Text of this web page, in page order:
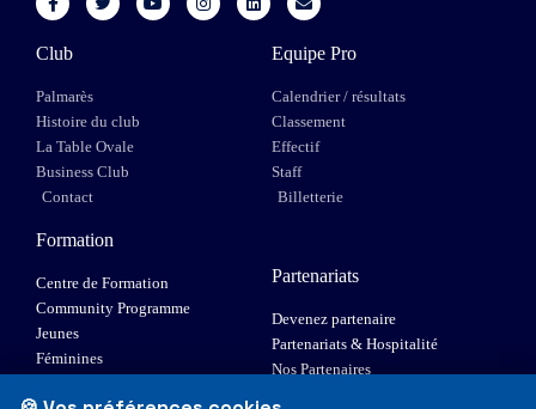
Club
Palmarès
Histoire du club
La Table Ovale
Business Club
Contact
Equipe Pro
Calendrier / résultats
Classement
Effectif
Staff
Billetterie
Formation
Centre de Formation
Community Programme
Jeunes
Féminines
Partenariats
Devenez partenaire
Partenariats & Hospitalité
Nos Partenaires